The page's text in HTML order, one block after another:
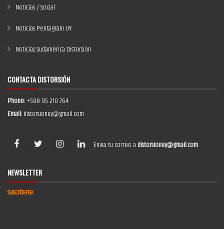
Noticias / Social
Noticias Pentagram UY
Noticias Sudamérica Distorsión
CONTACTA DISTORSIÓN
Phone:+598 95 210 764
Email:distorsionuy@gmail.com
Envía tu correo a distorsionuy@gmail.com
NEWSLETTER
Suscríbete